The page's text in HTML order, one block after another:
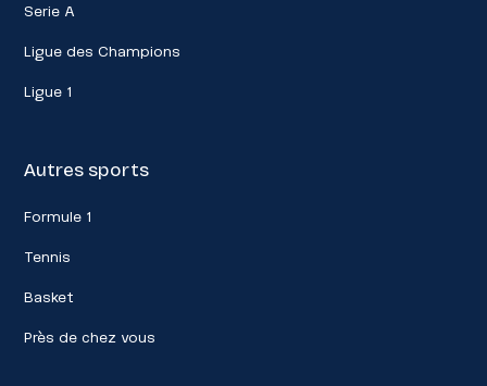
Serie A
Ligue des Champions
Ligue 1
Autres sports
Formule 1
Tennis
Basket
Près de chez vous